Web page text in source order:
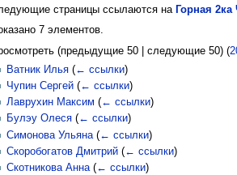
страницы ссылаются на Горная 2ка
7 элементов.
(предыдущие 50| следующие 50) (
Ватник Илья (← ссылки)
Чупин Сергей (← ссылки)
Лаврухин Максим (← ссылки)
Булэу Олеся (← ссылки)
Симонова Ульяна (← ссылки)
Скоробогатов Дмитрий (← ссылки)
Скотникова Анна (← ссылки)